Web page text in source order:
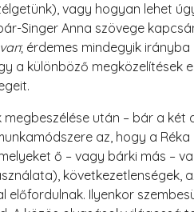
vagy hogyan lehet
Singer Anna szövege
; érdemes mindegyik irányba
a különböző megközelítések
után – bár a két
az, hogy a
ő – vagy bárki más –
következetlenségek,
Ilyenkor